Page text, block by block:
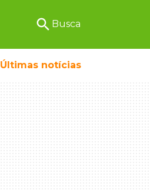
search Busca
Últimas notícias